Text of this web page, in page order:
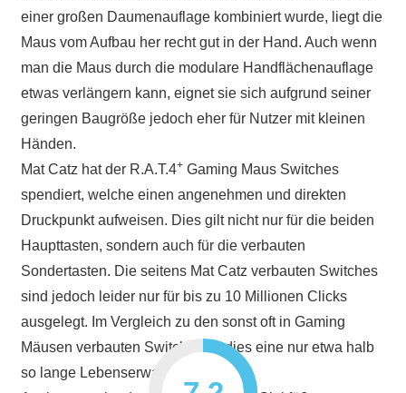
einer großen Daumenauflage kombiniert wurde, liegt die
Maus vom Aufbau her recht gut in der Hand. Auch wenn
man die Maus durch die modulare Handflächenauflage
etwas verlängern kann, eignet sie sich aufgrund seiner
geringen Baugröße jedoch eher für Nutzer mit kleinen
Händen.
Mat Catz hat der R.A.T.4+Gaming Maus Switches
spendiert, welche einen angenehmen und direkten
Druckpunkt aufweisen. Dies gilt nicht nur für die beiden
Haupttasten, sondern auch für die verbauten
Sondertasten. Die seitens Mat Catz verbauten Switches
sind jedoch leider nur für bis zu 10 Millionen Clicks
ausgelegt. Im Vergleich zu den sonst oft in Gaming
Mäusen verbauten Switches ist dies eine nur etwa halb
so lange Lebenserwartung.